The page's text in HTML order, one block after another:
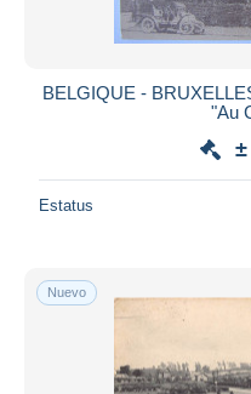
BELGIQUE -
"Au
Estatus
Nuevo